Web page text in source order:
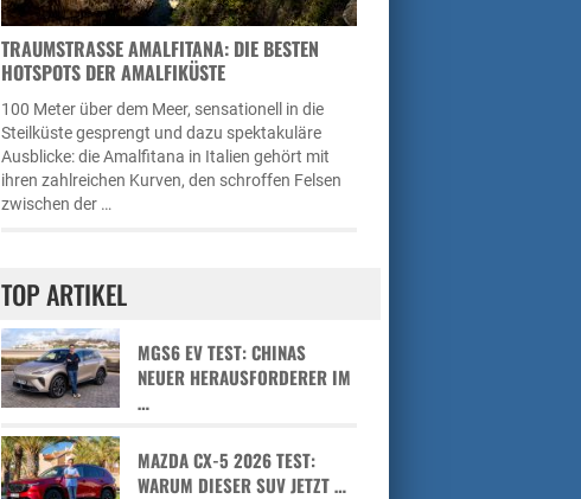
TRAUMSTRASSE AMALFITANA: DIE BESTEN H
OTSPOTS DER AMALFIKÜSTE
100 Meter über dem Meer, sensationell in die
Steilküste gesprengt und dazu spektakuläre
Ausblicke: die Amalfitana in Italien gehört mit
ihren zahlreichen Kurven, den schroffen Felsen
zwischen der …
TOP ARTIKEL
MGS6 EV TEST: CHINAS
NEUER HERAUSFORDERER IM
…
MAZDA CX-5 2026 TEST:
WARUM DIESER SUV JETZT …